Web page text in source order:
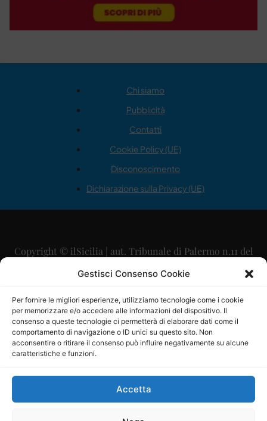
Gestisci Consenso Cookie
Per fornire le migliori esperienze, utilizziamo tecnologie come i cookie
per memorizzare e/o accedere alle informazioni del dispositivo. Il
consenso a queste tecnologie ci permetterà di elaborare dati come il
comportamento di navigazione o ID unici su questo sito. Non
acconsentire o ritirare il consenso può influire negativamente su alcune
caratteristiche e funzioni.
Accetta
Chi siamo
Pubblicità
Contatti
Cookie Policy (UE)
Disconoscimento
Dichiarazione sulla Privacy (UE)
Copyright © ilSicilia | aut. Tribunale di Palermo n.11 del
29/09/2015
Direttore Editoriale: Maurizio Scaglione
Direttore Responsabile: Maria Calabrese
P.IVA: 06334930820
Mercurio Comunicazione Società Cooperativa a r.l. è
iscritta al Registro degli Operatori di Comunicazione al